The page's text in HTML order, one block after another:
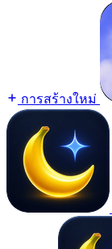
การสร้างใหม่